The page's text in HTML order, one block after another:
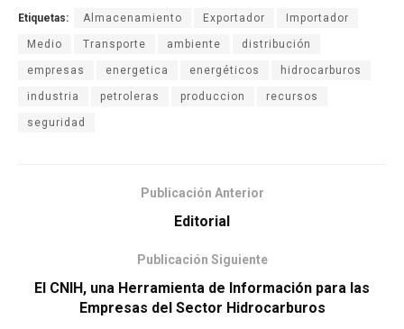
Etiquetas: Almacenamiento Exportador Importador
Medio Transporte ambiente distribución
empresas energetica energéticos hidrocarburos
industria petroleras produccion recursos
seguridad
Publicación Anterior
Editorial
Publicación Siguiente
El CNIH, una Herramienta de Información para las
Empresas del Sector Hidrocarburos